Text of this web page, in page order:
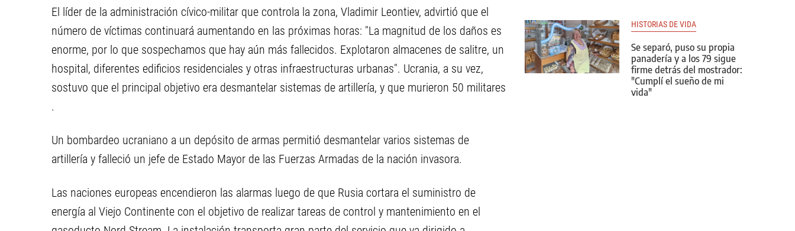
El líder de la administración cívico-militar que controla la zona, Vladimir Leontiev, advirtió que el
número de víctimas continuará aumentando en las próximas horas: "La magnitud de los daños es
enorme, por lo que sospechamos que hay aún más fallecidos. Explotaron almacenes de salitre, un
hospital, diferentes edificios residenciales y otras infraestructuras urbanas". Ucrania, a su vez,
sostuvo que el principal objetivo era desmantelar sistemas de artillería, y que murieron 50 militares
.
Un bombardeo ucraniano a un depósito de armas permitió desmantelar varios sistemas de
artillería y falleció un jefe de Estado Mayor de las Fuerzas Armadas de la nación invasora.
Las naciones europeas encendieron las alarmas luego de que Rusia cortara el suministro de
energía al Viejo Continente con el objetivo de realizar tareas de control y mantenimiento en el
HISTORIAS DE VIDA
Se separó, puso su propia
panadería y a los 79 sigue
firme detrás del mostrador:
"Cumplí el sueño de mi
vida"